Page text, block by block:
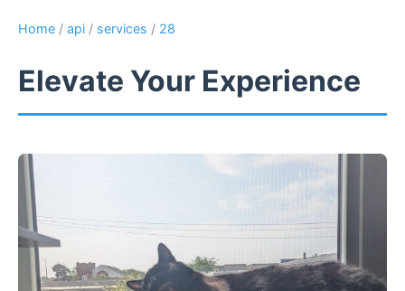
Home / api / services / 28
Elevate Your Experience